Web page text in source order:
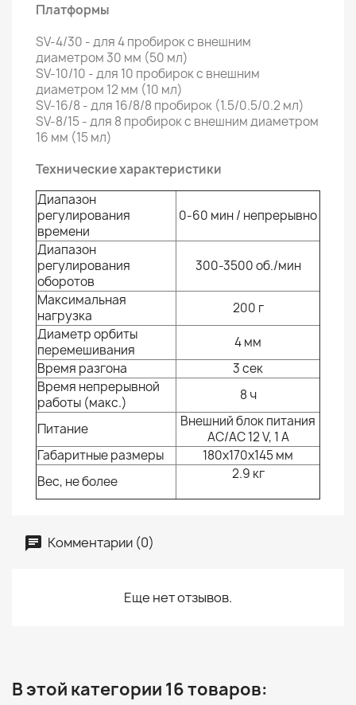
Платформы
SV-4/30 - для 4 пробирок с внешним
диаметром 30 мм (50 мл)
SV-10/10 - для 10 пробирок с внешним
диаметром 12 мм (10 мл)
SV-16/8 - для 16/8/8 пробирок (1.5/0.5/0.2 мл)
SV-8/15 - для 8 пробирок с внешним диаметром
16 мм (15 мл)
Технические характеристики
Диапазон
регулирования
времени
0-60 мин / непрерывно
Диапазон
регулирования
оборотов
300-3500 об./мин
Максимальная
нагрузка
200 г
Диаметр орбиты
перемешивания
4 мм
Время разгона
3 сек
Время непрерывной
работы (макс.)
8 ч
Питание
Внешний блок питания
AC/AC 12 V, 1 A
Габаритные размеры
180x170x145 мм
Вес, не более
2.9 кг
Комментарии (0)
Еще нет отзывов.
В этой категории 16 товаров: